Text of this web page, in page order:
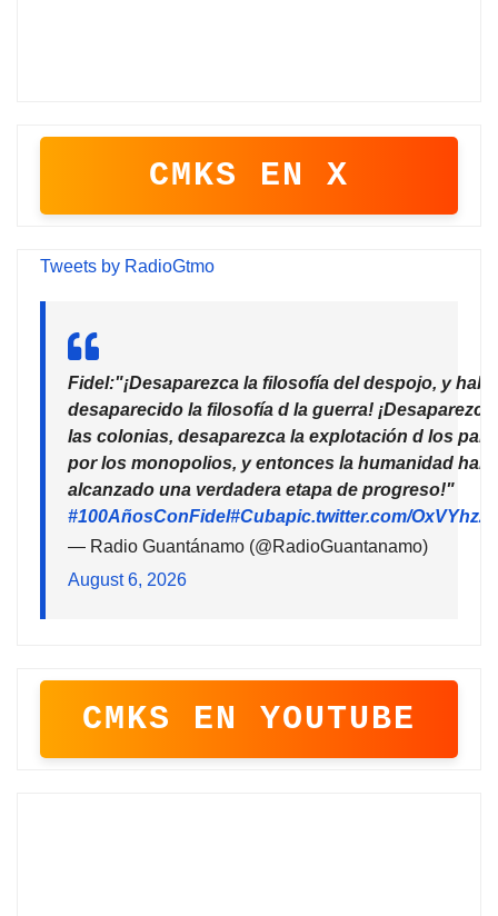
CMKS EN X
Tweets by RadioGtmo
Fidel:"¡Desaparezca la filosofía del despojo, y
desaparecido la filosofía d la guerra!
las colonias, desaparezca la explotación d los
por los monopolios, y entonces la humanidad
alcanzado una verdadera etapa de progreso!"
#100AñosConFidel#Cubapic.twitter.com/
— Radio Guantánamo (@RadioGuantanamo)
August 6, 2026
CMKS EN YOUTUBE